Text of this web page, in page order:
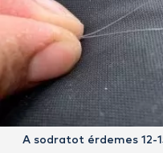
A sodratot érdemes 12-